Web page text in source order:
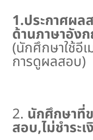
1.ประกาศผล
ด้านภาษาอัง
(นักศึกษาใช้อี
การดูผลสอบ)
2. นักศึกษาที่
สอบ,ไม่ชำระเ